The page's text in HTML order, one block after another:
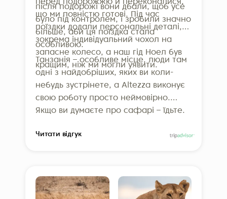
відповідати понад 160 суворим
критеріям щодо операційної
діяльності, управління
відповідальним туризмом, взаємодії
з постачальниками та комунікації з
гостями. Altezza також є членом
Всесвітньої туристичної організації
ООН, що додатково підкреслює
подорожам.
після подорожі вони дбали, щоб усе
було під контролем, і зробили значно
більше, аби ця поїздка стала
особливою.
перед подорожжю й переконалися,
що ми повністю готові. Під час
поїздки додали персональні деталі,
зокрема індивідуальний чохол на
запасне колесо, а наш гід Ноел був
кращим, ніж ми могли уявити.
Танзанія – особливе місце, люди там
одні з найдобріших, яких ви коли-
небудь зустрінете, а Altezza виконує
свою роботу просто неймовірно.
Якщо ви думаєте про сафарі – їдьте.
звертайтеся. Ми вже не можемо
Читати відгук